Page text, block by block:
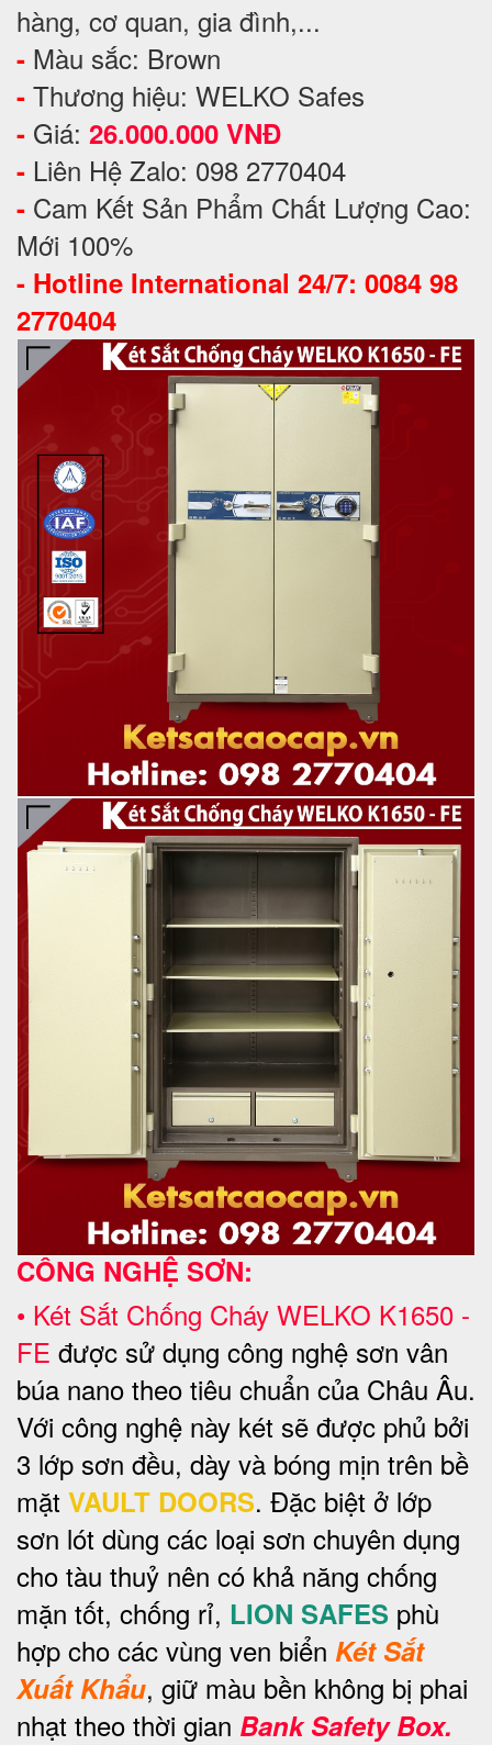
hàng, cơ quan, gia đình,...
- Màu sắc: Brown
- Thương hiệu: WELKO Safes
- Giá: 26.000.000 VNĐ
- Liên Hệ Zalo: 098 2770404
- Cam Kết Sản Phẩm Chất Lượng Cao:
Mới 100%
- Hotline International 24/7: 0084 98
2770404
CÔNG NGHỆ SƠN:
• Két Sắt Chống Cháy WELKO K1650 -
FE được sử dụng công nghệ sơn vân
búa nano theo tiêu chuẩn của Châu Âu.
Với công nghệ này két sẽ được phủ bởi
3 lớp sơn đều, dày và bóng mịn trên bề
mặt VAULT DOORS. Đặc biệt ở lớp
sơn lót dùng các loại sơn chuyên dụng
cho tàu thuỷ nên có khả năng chống
mặn tốt, chống rỉ, LION SAFES phù
hợp cho các vùng ven biển Két Sắt
Xuất Khẩu, giữ màu bền không bị phai
nhạt theo thời gian Bank Safety Box.